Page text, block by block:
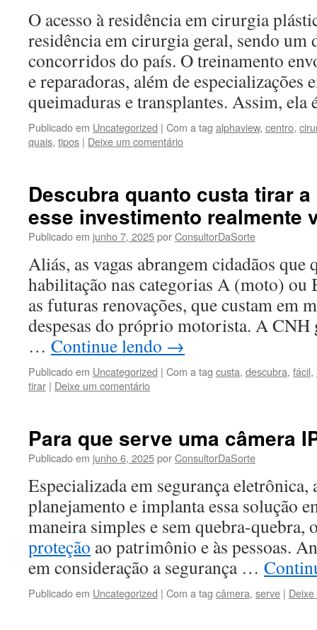
O acesso à residência em cirurgia
residência em cirurgia geral, sendo um
concorridos do país. O treinamento
e reparadoras, além de
queimaduras e transplantes. Assim,
Publicado em Uncategorized | Com a tag alphaview, centro,
quais, tipos | Deixe um comentário
Descubra quanto custa tirar
esse investimento realmente
Publicado em junho 7, 2025porConsultorDaSorte
Aliás, as vagas abrangem cidadãos
habilitação nas categorias A (moto) ou
as futuras renovações, que custam em
despesas do próprio motorista. A CNH
… Continue lendo →
Publicado em Uncategorized | Com a tag custa, descubra, fácil,
tirar | Deixe um comentário
Para que serve uma câmera
Publicado em junho 6, 2025porConsultorDaSorte
Especializada em segurança
planejamento e implanta essa solução
maneira simples e sem quebra-quebra,
proteção ao patrimônio e às pessoas.
em consideração a segurança …
Publicado em Uncategorized | Com a tag câmera, serve |